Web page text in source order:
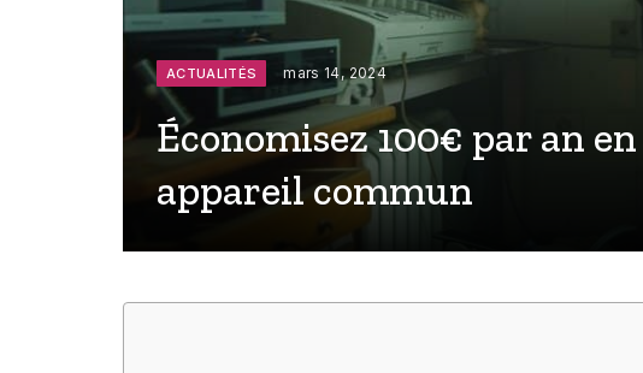
ACTUALITÉS mars 14, 2024
Économisez 100€ par an
appareil commun